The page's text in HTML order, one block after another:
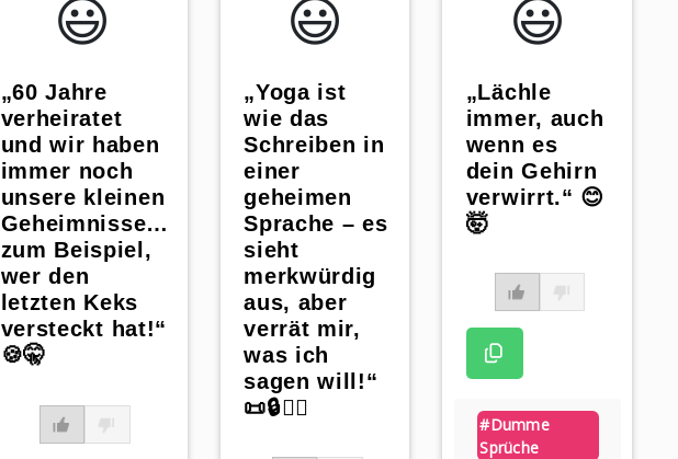
😃️
„60 Jahre
verheiratet
und wir haben
immer noch
unsere kleinen
Geheimnisse…
zum Beispiel,
wer den
letzten Keks
versteckt hat!“
🍪🤫
😃️
„Yoga ist
wie das
Schreiben in
einer
geheimen
Sprache – es
sieht
merkwürdig
aus, aber
verrät mir,
was ich
sagen will!“
📜🔒🧘‍♂️
😃️
„Lächle
immer, auch
wenn es
dein Gehirn
verwirrt.“ 😊
🤯
#dumme
Sprüche